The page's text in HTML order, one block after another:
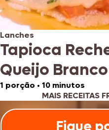
Lanches
Tapioca
Queijo Branco
1 porção • 10 minutos
MAIS RECEITAS